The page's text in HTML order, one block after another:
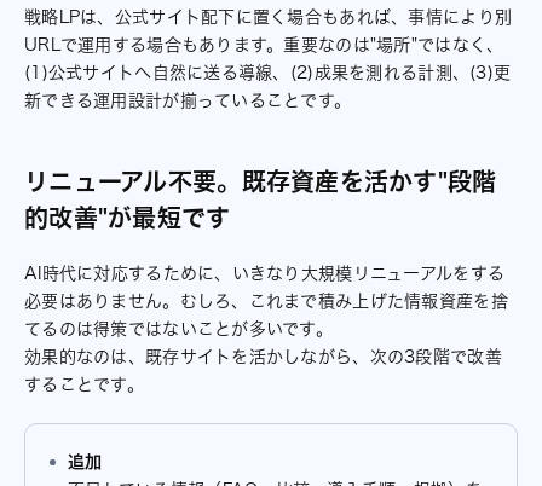
戦略LPは、公式サイト配下に置く場合もあれば、事情により別
URLで運用する場合もあります。重要なのは"場所"ではなく、
(1)公式サイトへ自然に送る導線、(2)成果を測れる計測、(3)更
新できる運用設計が揃っていることです。
リニューアル不要。既存資産を活かす"段階
的改善"が最短です
AI時代に対応するために、いきなり大規模リニューアルをする
必要はありません。むしろ、これまで積み上げた情報資産を捨
てるのは得策ではないことが多いです。
効果的なのは、既存サイトを活かしながら、次の3段階で改善
することです。
追加